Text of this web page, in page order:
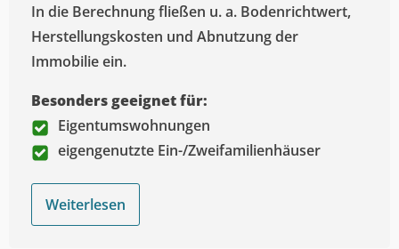
In die Berechnung fließen u. a. Bodenrichtwert,
Herstellungskosten und Abnutzung der
Immobilie ein.
Besonders geeignet für:
Eigentumswohnungen
eigengenutzte Ein-/Zweifamilienhäuser
Weiterlesen